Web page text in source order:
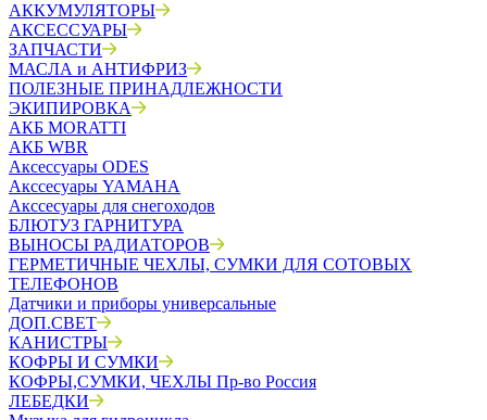
АККУМУЛЯТОРЫ
АКСЕССУАРЫ
ЗАПЧАСТИ
МАСЛА и АНТИФРИЗ
ПОЛЕЗНЫЕ ПРИНАДЛЕЖНОСТИ
ЭКИПИРОВКА
АКБ MORATTI
АКБ WBR
Аксессуары ODES
Акссесуары YAMAHA
Акссесуары для снегоходов
БЛЮТУЗ ГАРНИТУРА
ВЫНОСЫ РАДИАТОРОВ
ГЕРМЕТИЧНЫЕ ЧЕХЛЫ, СУМКИ ДЛЯ СОТОВЫХ
ТЕЛЕФОНОВ
Датчики и приборы универсальные
ДОП.СВЕТ
КАНИСТРЫ
КОФРЫ И СУМКИ
КОФРЫ,СУМКИ, ЧЕХЛЫ Пр-во Россия
ЛЕБЕДКИ